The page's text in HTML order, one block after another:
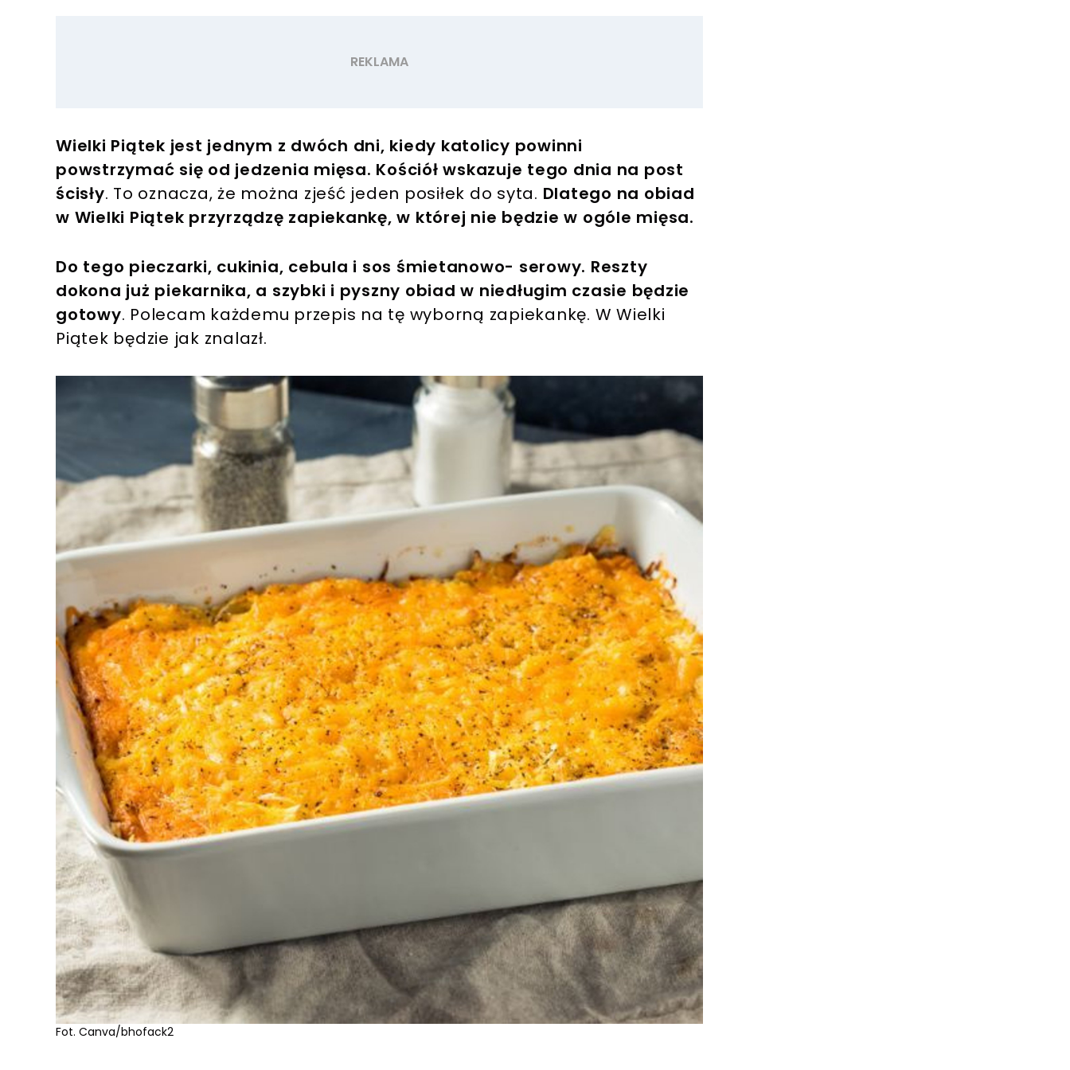
Wielki Piątek jest jednym z dwóch dni, kiedy katolicy powinni
powstrzymać się od jedzenia mięsa. Kościół wskazuje tego dnia na post
ścisły. To oznacza, że można zjeść jeden posiłek do syta. Dlatego na obiad
w Wielki Piątek przyrządzę zapiekankę, w której nie będzie w ogóle mięsa.
Do tego pieczarki, cukinia, cebula i sos śmietanowo- serowy. Reszty
dokona już piekarnika, a szybki i pyszny obiad w niedługim czasie będzie
gotowy. Polecam każdemu przepis na tę wyborną zapiekankę. W Wielki
Piątek będzie jak znalazł.
Fot. Canva/bhofack2